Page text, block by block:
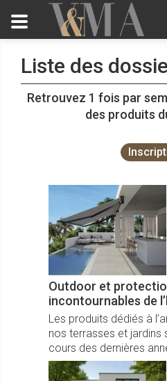
Liste des
Retrouvez 1 fois par
des produits
Outdoor et
incontournables de
Les produits dédiés à
nos terrasses et jardins
cours des dernières
éléments